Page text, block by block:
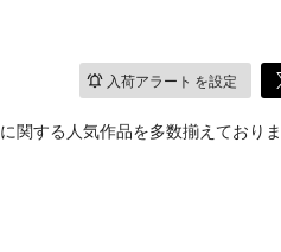
入荷アラート を設定
に関する人気作品を多数揃えておりま